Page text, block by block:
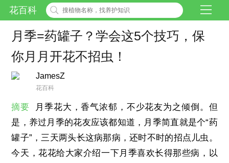
花百科
月季=药罐子？学会这5个技巧，保
你月月开花不招虫！
JamesZ
花百科
摘要
月季花大，香气浓郁，不少花友为之倾倒。但
是，养过月季的花友应该都知道，月季简直就是个“药
罐子”，三天两头长这病那病，还时不时的招点儿虫。
今天，花花给大家介绍一下月季喜欢长得那些病，以